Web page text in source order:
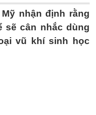
nhận định rằng
sẽ cân nhắc dùng
vũ khí sinh học